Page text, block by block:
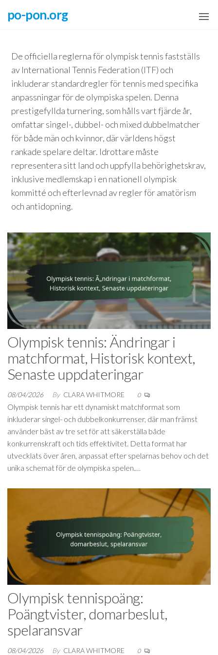
po-pon.org
De officiella reglerna för olympisk tennis fastställs
av International Tennis Federation (ITF) och
inkluderar standardregler för tennis med specifika
anpassningar för de olympiska spelen. Denna
prestigefyllda turnering, som hålls vart fjärde år,
omfattar singel-, dubbel- och mixed dubbelmatcher
för både män och kvinnor, där världens högst
rankade spelare deltar. Idrottare måste
representera sitt land och uppfylla behörighetskrav,
inklusive medlemskap i en nationell olympisk
kommitté och efterlevnad av regler för amatörism
och antidopning.
Olympisk tennis: Ändringar i
matchformat, Historisk kontext,
Senaste uppdateringar
08/04/2026 By CLARA WHITMORE 0
Olympisk tennis har ett dynamiskt matchformat som
inkluderar singel- och dubbelkonkurrenser, där man främst
använder bäst av tre set för att säkerställa både
konkurrenskraft och tids effektivitet. Detta format har
utvecklats över åren, anpassat efter spelarnas behov och det
unika schemat för de olympiska spelen.…
Olympisk tennispoäng:
Poängtvister, domarbeslut,
spelaransvar
08/04/2026 By CLARA WHITMORE 0